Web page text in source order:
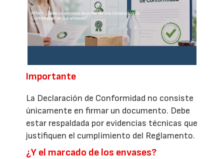
Importante
La Declaración de Conformidad no consiste
únicamente en firmar un documento. Debe
estar respaldada por evidencias técnicas que
justifiquen el cumplimiento del Reglamento.
¿Y el marcado de los envases?